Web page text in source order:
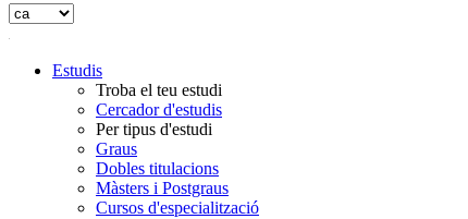
Estudis
Troba el teu estudi
Cercador d'estudis
Per tipus d'estudi
Graus
Dobles titulacions
Màsters i Postgraus
Cursos d'especialització